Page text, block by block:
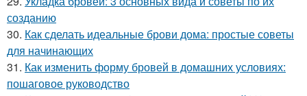
созданию
30. Как сделать идеальные брови дома: простые советы
для начинающих
31. Как изменить форму бровей в домашних условиях:
пошаговое руководство